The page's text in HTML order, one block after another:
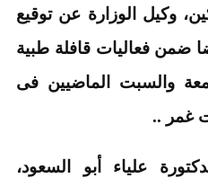
وكيل الوزارة عن توقيع
1482 مريضا ضمن فعاليات قافلة طبية
والسبت الماضيين فى
غمر ..
علياء أبو السعود،